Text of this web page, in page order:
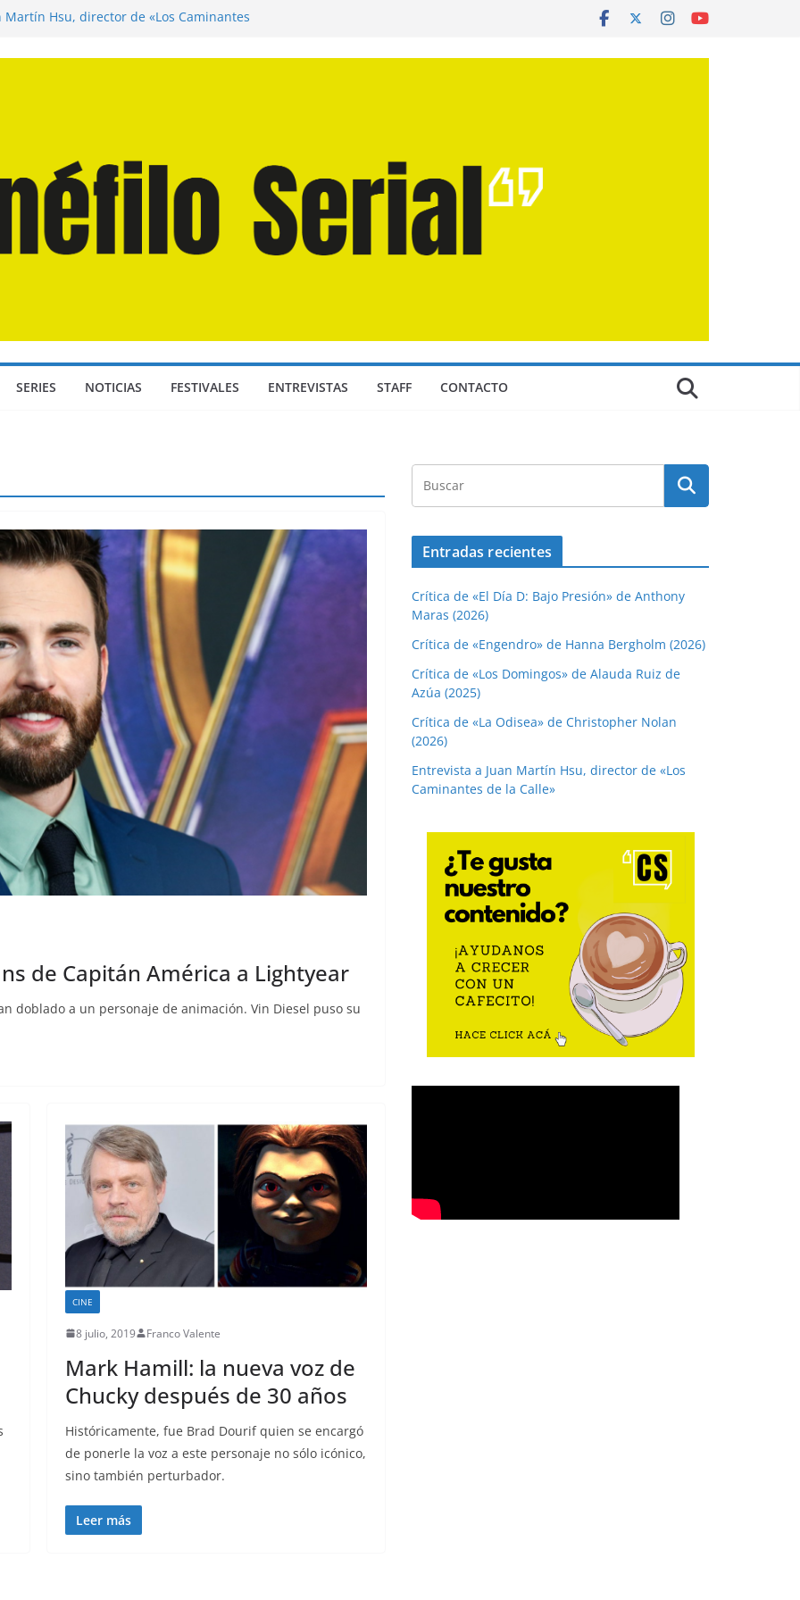
Martín Hsu, director de «Los Caminantes
SERIES NOTICIAS FESTIVALES ENTREVISTAS STAFF CONTACTO
de Capitán América a Lightyear
doblado a un personaje de animación. Vin Diesel puso su
CINE
8 julio, 2019 Franco Valente
Mark Hamill: la nueva voz de
Chucky después de 30 años
Históricamente, fue Brad Dourif quien se encargó
de ponerle la voz a este personaje no sólo icónico,
sino también perturbador.
Leer más
Entradas recientes
Crítica de «El Día D: Bajo Presión» de Anthony
Maras (2026)
Crítica de «Engendro» de Hanna Bergholm (2026)
Crítica de «Los Domingos» de Alauda Ruiz de
Azúa (2025)
Crítica de «La Odisea» de Christopher Nolan
(2026)
Entrevista a Juan Martín Hsu, director de «Los
Caminantes de la Calle»